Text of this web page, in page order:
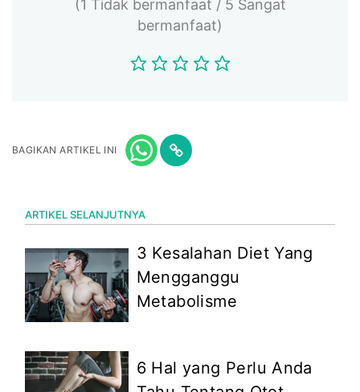
(1 Tidak bermanfaat / 5 Sangat
bermanfaat)
BAGIKAN ARTIKEL INI
ARTIKEL SELANJUTNYA
3 Kesalahan Diet Yang
Mengganggu
Metabolisme
6 Hal yang Perlu Anda